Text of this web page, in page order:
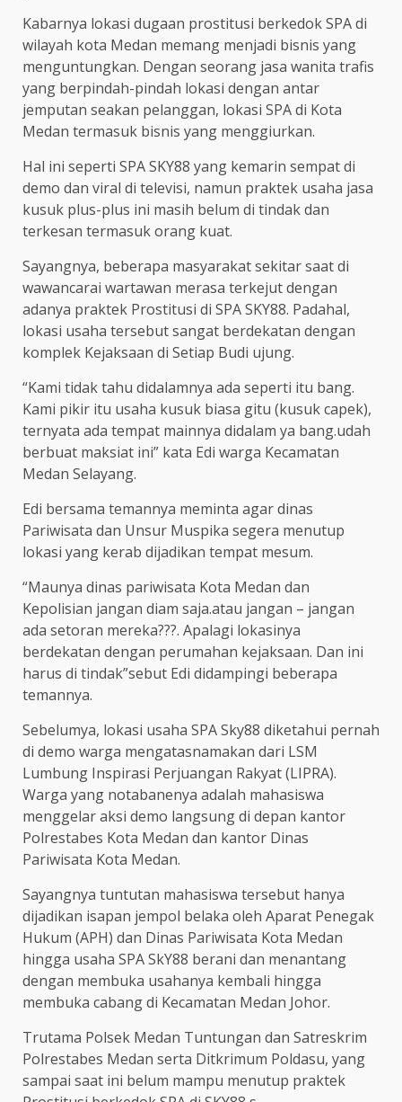
Kabarnya lokasi dugaan prostitusi berkedok SPA di
wilayah kota Medan memang menjadi bisnis yang
menguntungkan. Dengan seorang jasa wanita trafis
yang berpindah-pindah lokasi dengan antar
jemputan seakan pelanggan, lokasi SPA di Kota
Medan termasuk bisnis yang menggiurkan.
Hal ini seperti SPA SKY88 yang kemarin sempat di
demo dan viral di televisi, namun praktek usaha jasa
kusuk plus-plus ini masih belum di tindak dan
terkesan termasuk orang kuat.
Sayangnya, beberapa masyarakat sekitar saat di
wawancarai wartawan merasa terkejut dengan
adanya praktek Prostitusi di SPA SKY88. Padahal,
lokasi usaha tersebut sangat berdekatan dengan
komplek Kejaksaan di Setiap Budi ujung.
“Kami tidak tahu didalamnya ada seperti itu bang.
Kami pikir itu usaha kusuk biasa gitu (kusuk capek),
ternyata ada tempat mainnya didalam ya bang.udah
berbuat maksiat ini” kata Edi warga Kecamatan
Medan Selayang.
Edi bersama temannya meminta agar dinas
Pariwisata dan Unsur Muspika segera menutup
lokasi yang kerab dijadikan tempat mesum.
“Maunya dinas pariwisata Kota Medan dan
Kepolisian jangan diam saja.atau jangan – jangan
ada setoran mereka???. Apalagi lokasinya
berdekatan dengan perumahan kejaksaan. Dan ini
harus di tindak”sebut Edi didampingi beberapa
temannya.
Sebelumya, lokasi usaha SPA Sky88 diketahui pernah
di demo warga mengatasnamakan dari LSM
Lumbung Inspirasi Perjuangan Rakyat (LIPRA).
Warga yang notabanenya adalah mahasiswa
menggelar aksi demo langsung di depan kantor
Polrestabes Kota Medan dan kantor Dinas
Pariwisata Kota Medan.
Sayangnya tuntutan mahasiswa tersebut hanya
dijadikan isapan jempol belaka oleh Aparat Penegak
Hukum (APH) dan Dinas Pariwisata Kota Medan
hingga usaha SPA SkY88 berani dan menantang
dengan membuka usahanya kembali hingga
membuka cabang di Kecamatan Medan Johor.
Trutama Polsek Medan Tuntungan dan Satreskrim
Polrestabes Medan serta Ditkrimum Poldasu, yang
sampai saat ini belum mampu menutup praktek